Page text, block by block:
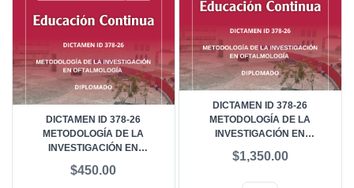
DICTAMEN ID 378-26
METODOLOGÍA DE LA
INVESTIGACIÓN EN
EXTRANJEROS
$1,350.00
DICTAMEN ID 378-26
METODOLOGÍA DE LA
INVESTIGACIÓN EN
NACIONALES
$450.00